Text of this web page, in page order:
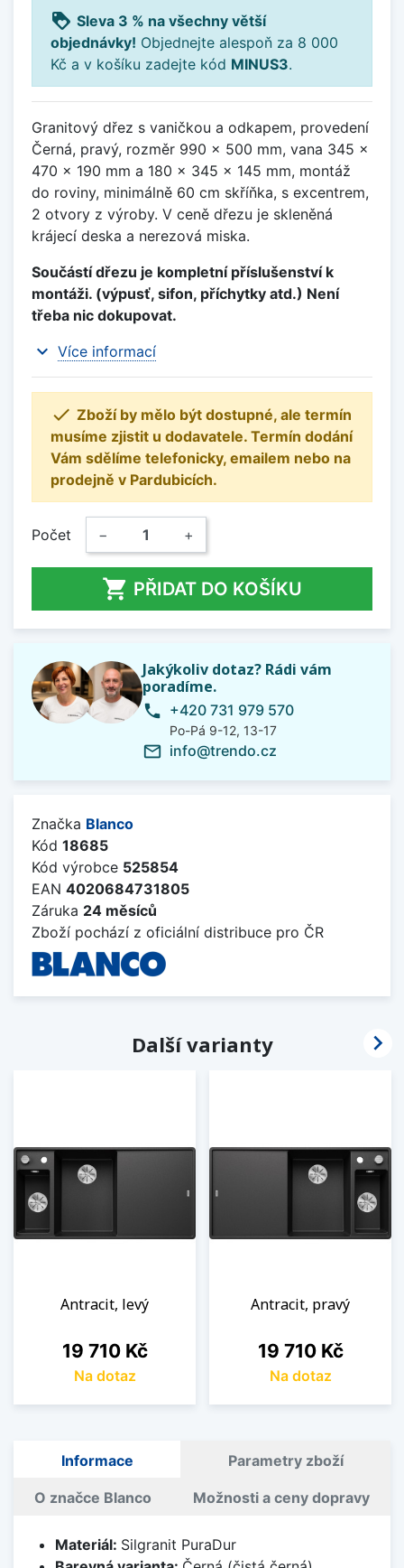
loyalty Sleva 3 % na všechny větší
objednávky! Objednejte alespoň za 8 000
Kč a v košíku zadejte kód MINUS3.
Granitový dřez s vaničkou a odkapem, provedení
Černá, pravý, rozměr 990 x 500 mm, vana 345 x
470 x 190 mm a 180 x 345 x 145 mm, montáž
do roviny, minimálně 60 cm skříňka, s excentrem,
2 otvory z výroby. V ceně dřezu je skleněná
krájecí deska a nerezová miska.
Součástí dřezu je kompletní příslušenství k
montáži. (výpusť, sifon, příchytky atd.) Není
třeba nic dokupovat.
expand_more Více informací
 Zboží by mělo být dostupné, ale termín
musíme zjistit u dodavatele. Termín dodání
Vám sdělíme telefonicky, emailem nebo na
prodejně v Pardubicích.
Počet − +
 PŘIDAT DO KOŠÍKU
Jakýkoliv dotaz? Rádi vám
poradíme.
phone +420 731 979 570
Po-Pá 9-12, 13-17
mail_outline info@trendo.cz
Značka Blanco
Kód 18685
Kód výrobce 525854
EAN 4020684731805
Záruka 24 měsíců
Zboží pochází z oficiální distribuce pro ČR
Další varianty
Antracit, levý
Cena
19 710 Kč
Na dotaz
Antracit, pravý
Cena
19 710 Kč
Na dotaz

Informace Parametry zboží
O značce Blanco Možnosti a ceny dopravy
Materiál: Silgranit PuraDur